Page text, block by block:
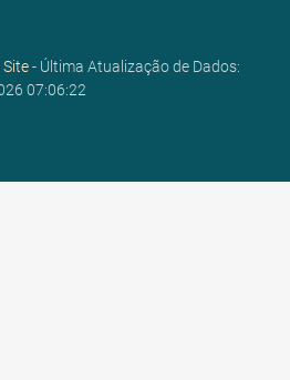
- Última Atualização de Dados:
07:06:22